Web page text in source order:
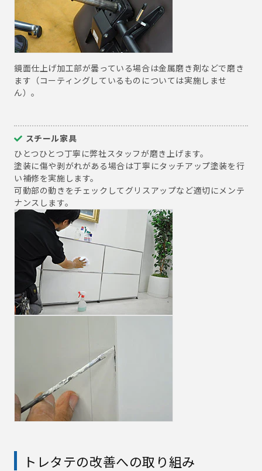
鏡面仕上げ加工部が曇っている場合は金属磨き剤などで磨き
ます（コーティングしているものについては実施しませ
ん）。
スチール家具
ひとつひとつ丁寧に弊社スタッフが磨き上げます。
塗装に傷や剥がれがある場合は丁寧にタッチアップ塗装を行
い補修を実施します。
可動部の動きをチェックしてグリスアップなど適切にメンテ
ナンスします。
トレタテの改善への取り組み